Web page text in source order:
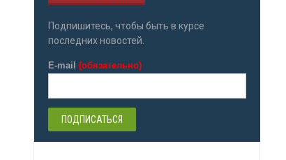
Подпишитесь, чтобы быть в курсе
последних новостей.
E-mail (обязательно)